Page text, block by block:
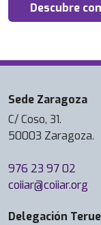
Descubre
Sede Zaragoza
C/ Coso, 31.
50003 Zaragoza.
976 23 97 02
coiiar@coiiar.org
Delegación